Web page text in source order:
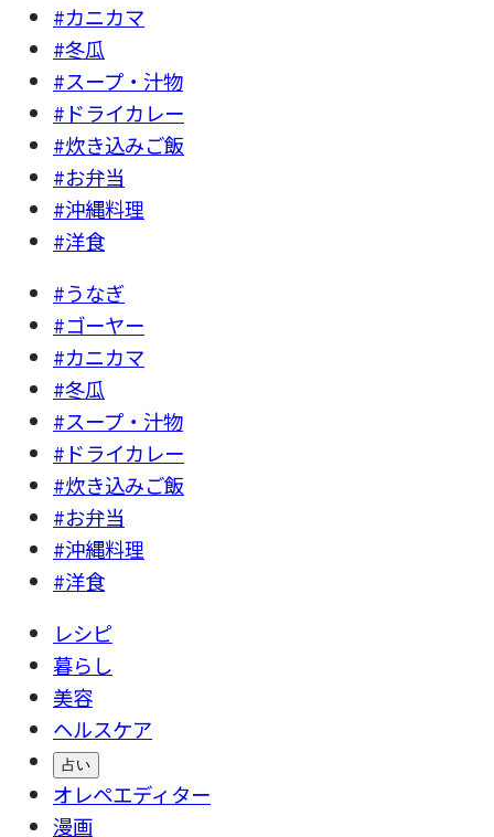
#カニカマ
#冬瓜
#スープ・汁物
#ドライカレー
#炊き込みご飯
#お弁当
#沖縄料理
#洋食
#うなぎ
#ゴーヤー
#カニカマ
#冬瓜
#スープ・汁物
#ドライカレー
#炊き込みご飯
#お弁当
#沖縄料理
#洋食
レシピ
暮らし
美容
ヘルスケア
占い
オレペエディター
漫画